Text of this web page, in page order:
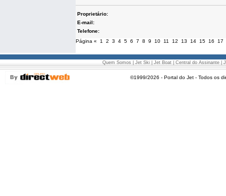
Proprietário:
E-mail:
Telefone:
Página « 1 2 3 4 5 6 7 8 9 10 11 12 13 14 15 16 17
Quem Somos Jet Ski Jet Boat Central do Assinante
©1999/2026 - Portal do Jet - Todos os